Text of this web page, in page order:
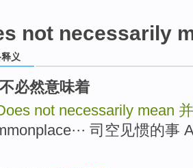
not necessarily
义
必然意味着
not necessarily mean
司空见惯的